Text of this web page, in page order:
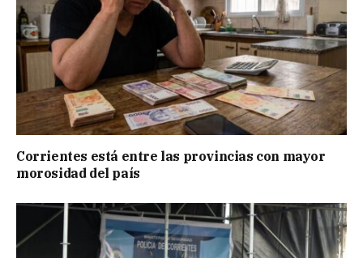
Corrientes está entre las provincias con mayor
morosidad del país